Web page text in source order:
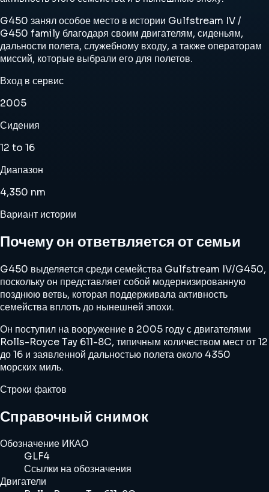
G450 занял особое место в истории Gulfstream IV /
G450 family благодаря своим двигателям, сиденьям,
дальности полета, служебному входу, а также операторам
миссий, которые выбрали его для полетов.
Вход в сервис
2005
Сидения
12 to 16
Диапазон
4,350 nm
Вариант истории
Почему он ответвляется от семьи
G450 выделяется среди семейства Gulfstream IV/G450,
поскольку он представляет собой модернизированную
позднюю ветвь, которая поддерживала активность
семейства вплоть до нынешней эпохи.
Он поступил на вооружение в 2005 году с двигателями
Rolls-Royce Tay 611-8C, типичным количеством мест от 12
до 16 и заявленной дальностью полета около 4350
морских миль.
Строки фактов
Справочный снимок
Обозначение ИКАО
GLF4
Ссылки на обозначения
Двигатели